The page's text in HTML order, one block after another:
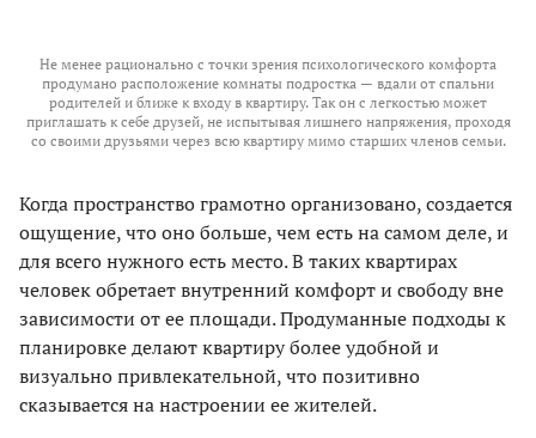
Не менее рационально с точки зрения психологического комфорта
продумано расположение комнаты подростка — вдали от спальни
родителей и ближе к входу в квартиру. Так он с легкостью может
приглашать к себе друзей, не испытывая лишнего напряжения, проходя
со своими друзьями через всю квартиру мимо старших членов семьи.
Когда пространство грамотно организовано, создается
ощущение, что оно больше, чем есть на самом деле, и
для всего нужного есть место. В таких квартирах
человек обретает внутренний комфорт и свободу вне
зависимости от ее площади. Продуманные подходы к
планировке делают квартиру более удобной и
визуально привлекательной, что позитивно
сказывается на настроении ее жителей.